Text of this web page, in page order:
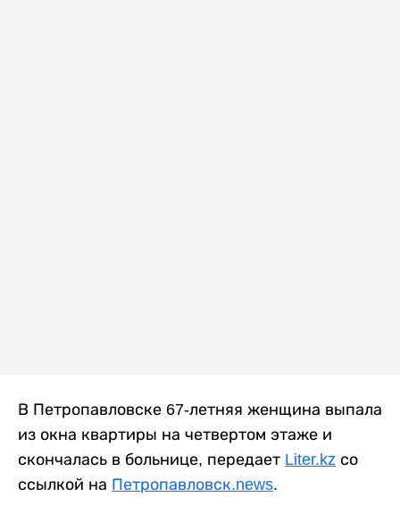
В Петропавловске 67-летняя женщина выпала
из окна квартиры на четвертом этаже и
скончалась в больнице, передает Liter.kz со
ссылкой на Петропавловск.news.